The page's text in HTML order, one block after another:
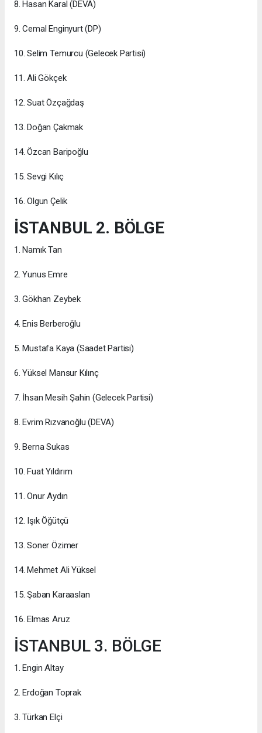
8. Hasan Karal (DEVA)
9. Cemal Enginyurt (DP)
10. Selim Temurcu (Gelecek Partisi)
11. Ali Gökçek
12. Suat Özçağdaş
13. Doğan Çakmak
14. Özcan Baripoğlu
15. Sevgi Kılıç
16. Olgun Çelik
İSTANBUL 2. BÖLGE
1. Namık Tan
2. Yunus Emre
3. Gökhan Zeybek
4. Enis Berberoğlu
5. Mustafa Kaya (Saadet Partisi)
6. Yüksel Mansur Kılınç
7. İhsan Mesih Şahin (Gelecek Partisi)
8. Evrim Rızvanoğlu (DEVA)
9. Berna Sukas
10. Fuat Yıldırım
11. Onur Aydın
12. Işık Öğütçü
13. Soner Özimer
14. Mehmet Ali Yüksel
15. Şaban Karaaslan
16. Elmas Aruz
İSTANBUL 3. BÖLGE
1. Engin Altay
2. Erdoğan Toprak
3. Türkan Elçi